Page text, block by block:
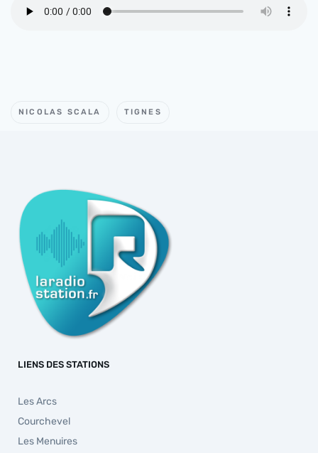
NICOLAS SCALA TIGNES
LIENS DES STATIONS
Les Arcs
Courchevel
Les Menuires